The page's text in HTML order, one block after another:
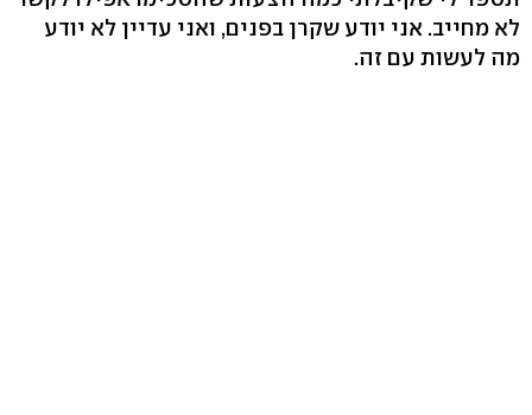
לא מחייב. אני יודע שקרן בפנים, ואני עדיין לא יודע
מה לעשות עם זה.